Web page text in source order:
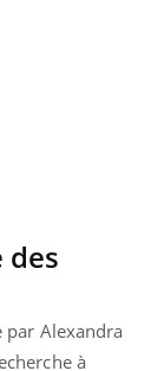
des
par Alexandra
à